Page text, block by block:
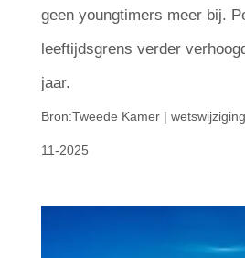
geen youngtimers meer bij.
leeftijdsgrens verder
jaar.
Bron:Tweede Kamer |
11-2025